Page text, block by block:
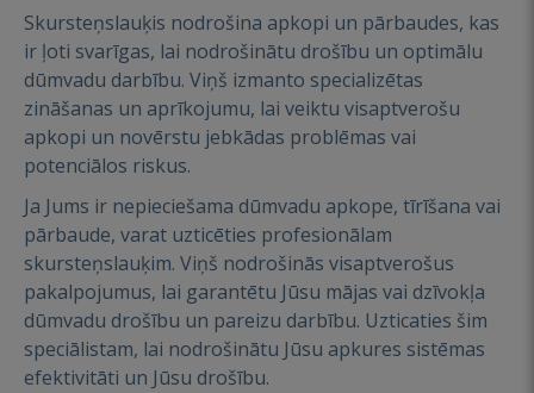
Skursteņslauķis nodrošina apkopi un pārbaudes, kas
ir ļoti svarīgas, lai nodrošinātu drošību un optimālu
dūmvadu darbību. Viņš izmanto specializētas
zināšanas un aprīkojumu, lai veiktu visaptverošu
apkopi un novērstu jebkādas problēmas vai
potenciālos riskus.
Ja Jums ir nepieciešama dūmvadu apkope, tīrīšana vai
pārbaude, varat uzticēties profesionālam
skursteņslauķim. Viņš nodrošinās visaptverošus
pakalpojumus, lai garantētu Jūsu mājas vai dzīvokļa
dūmvadu drošību un pareizu darbību. Uzticaties šim
speciālistam, lai nodrošinātu Jūsu apkures sistēmas
efektivitāti un Jūsu drošību.